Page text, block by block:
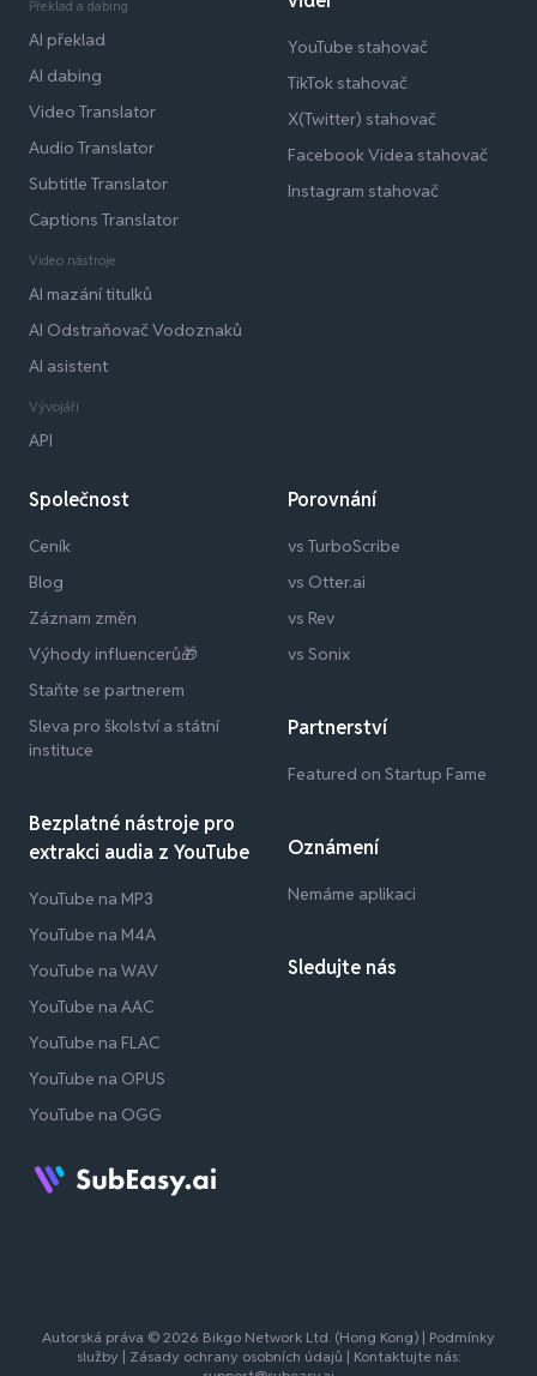
Překlad a dabing
AI překlad
AI dabing
Video Translator
Audio Translator
Subtitle Translator
Captions Translator
Video nástroje
AI mazání titulků
AI Odstraňovač Vodoznaků
AI asistent
Vývojáři
API
YouTube stahovač
TikTok stahovač
X(Twitter) stahovač
Facebook Videa stahovač
Instagram stahovač
Společnost
Ceník
Blog
Záznam změn
Výhody influencerů🎁
Staňte se partnerem
Sleva pro školství a státní
instituce
Bezplatné nástroje pro
extrakci audia z YouTube
YouTube na MP3
YouTube na M4A
YouTube na WAV
YouTube na AAC
YouTube na FLAC
YouTube na OPUS
YouTube na OGG
Porovnání
vs TurboScribe
vs Otter.ai
vs Rev
vs Sonix
Partnerství
Featured on Startup Fame
Oznámení
Nemáme aplikaci
Sledujte nás
Autorská práva © 2026 Bikgo Network Ltd. (Hong Kong) | Podmínky
služby | Zásady ochrany osobních údajů | Kontaktujte nás: